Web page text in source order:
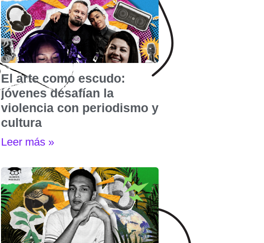
El arte como escudo:
jóvenes desafían la
violencia con periodismo y
cultura
Leer más »